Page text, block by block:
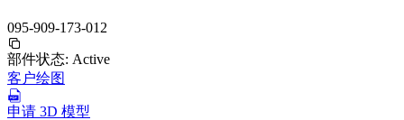
095-909-173-012
部件状态: Active
客户绘图
申请 3D 模型